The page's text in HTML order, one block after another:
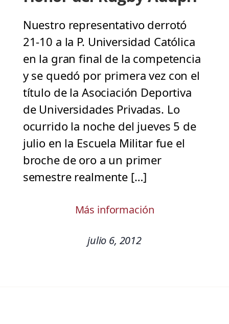
Nuestro representativo derrotó
21-10 a la P. Universidad Católica
en la gran final de la competencia
y se quedó por primera vez con el
título de la Asociación Deportiva
de Universidades Privadas. Lo
ocurrido la noche del jueves 5 de
julio en la Escuela Militar fue el
broche de oro a un primer
semestre realmente […]
Más información
julio 6, 2012